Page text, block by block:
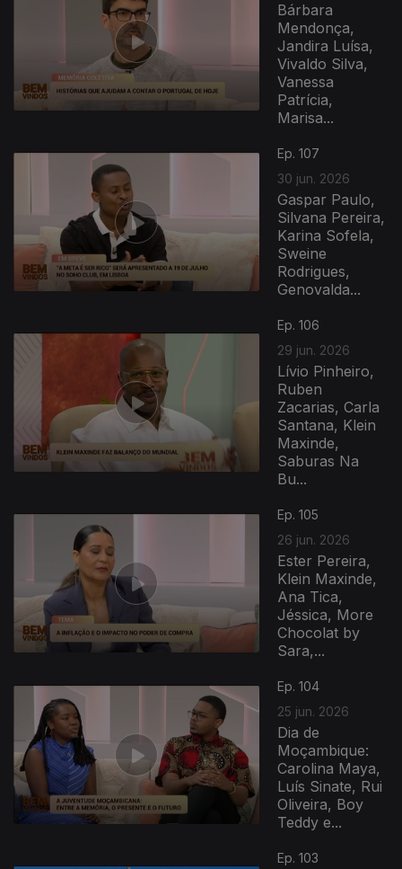
Bárbara
Mendonça,
Jandira Luísa,
Vivaldo Silva,
Vanessa
Patrícia,
Marisa...
Ep. 107
30 jun. 2026
Gaspar Paulo,
Silvana Pereira,
Karina Sofela,
Sweine
Rodrigues,
Genovalda...
Ep. 106
29 jun. 2026
Lívio Pinheiro,
Ruben
Zacarias, Carla
Santana, Klein
Maxinde,
Saburas Na
Bu...
939345
Ep. 105
26 jun. 2026
Ester Pereira,
Klein Maxinde,
Ana Tica,
Jéssica, More
Chocolat by
Sara,...
Ep. 104
25 jun. 2026
Dia de
Moçambique:
Carolina Maya,
Luís Sinate, Rui
Oliveira, Boy
Teddy e...
Ep. 103